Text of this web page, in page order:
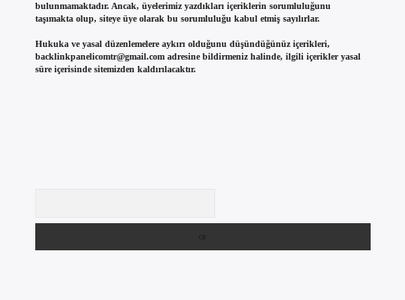
bulunmamaktadır. Ancak, üyelerimiz yazdıkları içeriklerin sorumluluğunu
taşımakta olup, siteye üye olarak bu sorumluluğu kabul etmiş sayılırlar.
Hukuka ve yasal düzenlemelere aykırı olduğunu düşündüğünüz içerikleri,
backlinkpanelicomtr@gmail.comadresine bildirmeniz halinde, ilgili içerikler yasal
süre içerisinde sitemizden kaldırılacaktır.